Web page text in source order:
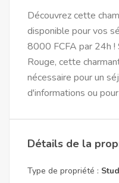
Découvrez cette
disponible pour vos
8000 FCFA par 24h !
Rouge, cette
nécessaire pour un
d'informations ou
Détails de la
Type de propriété :